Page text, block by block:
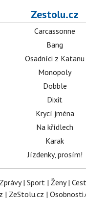
Zestolu.cz
Carcassonne
Bang
Osadníci z Katanu
Monopoly
Dobble
Dixit
Krycí jména
Na křídlech
Karak
Jízdenky, prosím!
Zprávy| Sport | Ženy|
| ZeStolu.cz |